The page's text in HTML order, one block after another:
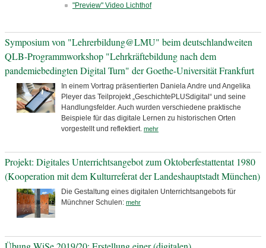
"Preview" Video Lichthof
Symposium von "Lehrerbildung@LMU" beim deutschlandweiten
QLB-Programmworkshop "Lehrkräftebildung nach dem
pandemiebedingten Digital Turn" der Goethe-Universität Frankfurt
In einem Vortrag präsentierten Daniela Andre und Angelika
Pleyer das Teilprojekt „GeschichtePLUSdigital“ und seine
Handlungsfelder. Auch wurden verschiedene praktische
Beispiele für das digitale Lernen zu historischen Orten
vorgestellt und reflektiert. mehr
Projekt: Digitales Unterrichtsangebot zum Oktoberfestattentat 1980
(Kooperation mit dem Kulturreferat der Landeshauptstadt München)
Die Gestaltung eines digitalen Unterrichtsangebots für
Münchner Schulen: mehr